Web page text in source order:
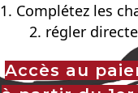
1. Complétez les
2. régler
Accès au